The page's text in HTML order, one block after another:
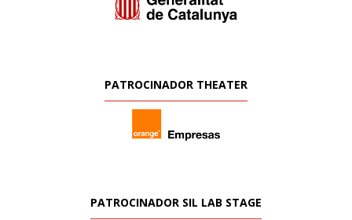
PATROCINADOR THEATER
PATROCINADOR SIL LAB STAGE